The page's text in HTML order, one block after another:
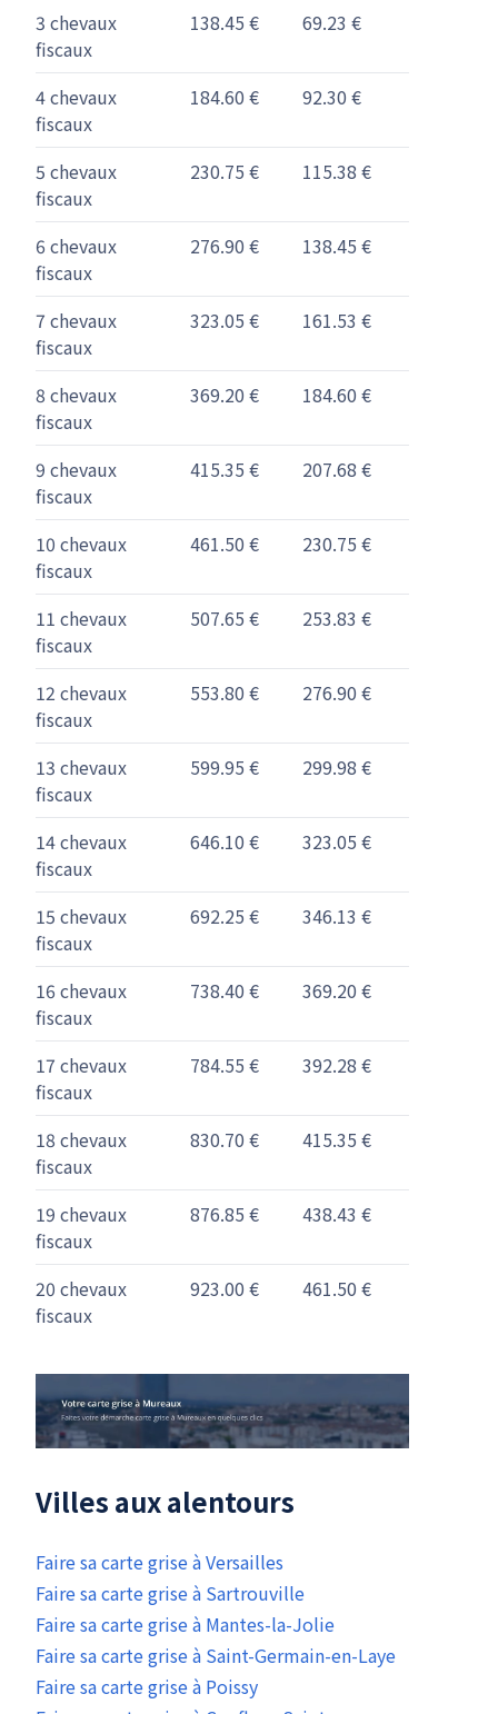
3 chevaux
fiscaux
138.45 € 69.23 €
4 chevaux
fiscaux
184.60 € 92.30 €
5 chevaux
fiscaux
230.75 € 115.38 €
6 chevaux
fiscaux
276.90 € 138.45 €
7 chevaux
fiscaux
323.05 € 161.53 €
8 chevaux
fiscaux
369.20 € 184.60 €
9 chevaux
fiscaux
415.35 € 207.68 €
10 chevaux
fiscaux
461.50 € 230.75 €
11 chevaux
fiscaux
507.65 € 253.83 €
12 chevaux
fiscaux
553.80 € 276.90 €
13 chevaux
fiscaux
599.95 € 299.98 €
14 chevaux
fiscaux
646.10 € 323.05 €
15 chevaux
fiscaux
692.25 € 346.13 €
16 chevaux
fiscaux
738.40 € 369.20 €
17 chevaux
fiscaux
784.55 € 392.28 €
18 chevaux
fiscaux
830.70 € 415.35 €
19 chevaux
fiscaux
876.85 € 438.43 €
20 chevaux
fiscaux
923.00 € 461.50 €
Villes aux alentours
Faire sa carte grise à Versailles
Faire sa carte grise à Sartrouville
Faire sa carte grise à Mantes-la-Jolie
Faire sa carte grise à Saint-Germain-en-Laye
Faire sa carte grise à Poissy